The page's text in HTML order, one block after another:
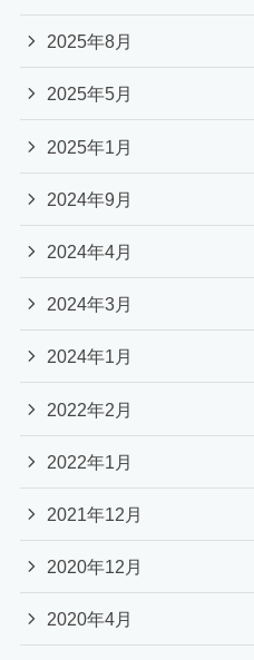
2025年8月
2025年5月
2025年1月
2024年9月
2024年4月
2024年3月
2024年1月
2022年2月
2022年1月
2021年12月
2020年12月
2020年4月